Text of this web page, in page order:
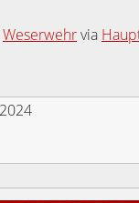
Weserwehrvia